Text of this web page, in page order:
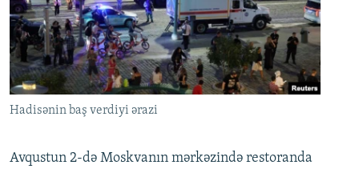
Hadisənin baş verdiyi ərazi
Avqustun 2-də Moskvanın mərkəzində restoranda